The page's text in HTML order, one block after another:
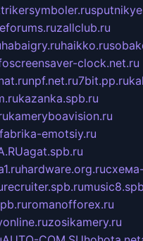
zallclub.ru
habaigry.ruhaikko.ru
screensaver-clock.net.ru
npf.net.ru7bit.pp.ru
kazanka.spb.ru
kameryboavision.ru
fabrika-emotsiy.ru
agat.spb.ru
hardware.org.ru
recruiter.spb.ru
romanofforex.ru
zosikamery.ru